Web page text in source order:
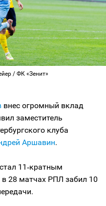
/ ФК «Зенит»
внес огромный вклад
заместитель
клуба
Аршавин.
11‑кратным
28 матчах РПЛ забил 10